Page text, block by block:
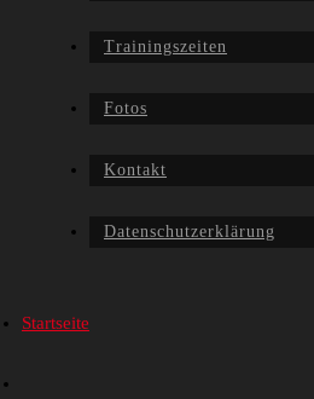
Trainingszeiten
Fotos
Kontakt
Datenschutzerklärung
Startseite